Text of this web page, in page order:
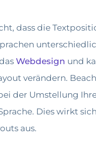
dass die
Webdesign und
verändern.
der Umstellung
Dies wirkt
aus.